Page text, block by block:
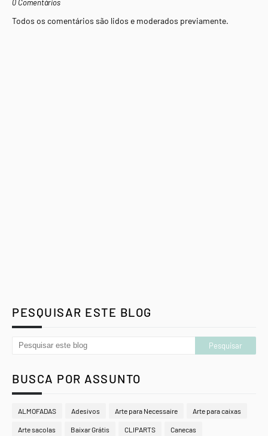
0 Comentários
Todos os comentários são lidos e moderados previamente.
PESQUISAR ESTE BLOG
BUSCA POR ASSUNTO
ALMOFADAS Adesivos Arte para Necessaire Arte para caixas
Arte sacolas Baixar Grátis CLIPARTS Canecas